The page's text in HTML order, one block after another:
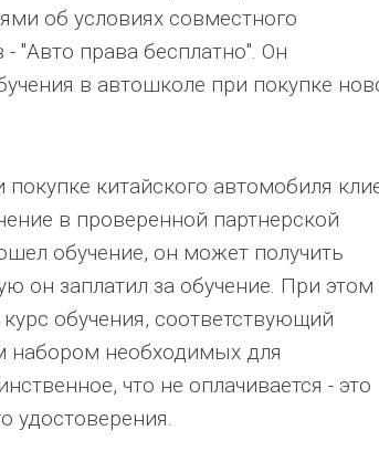
об условиях совместного
"Авто права бесплатно". Он
в автошколе при покупке
китайского автомобиля
в проверенной партнерской
обучение, он может получить
он заплатил за обучение. При этом
обучения, соответствующий
набором необходимых для
что не оплачивается - это
удостоверения.